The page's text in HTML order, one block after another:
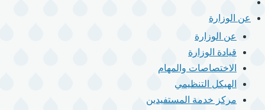
القائمة
الرئيسيةعن الوزارة
عن الوزارة
قيادة الوزارة
الاختصاصات والمهام
الهيكل التنظيمي
مركز خدمة المستفيدين